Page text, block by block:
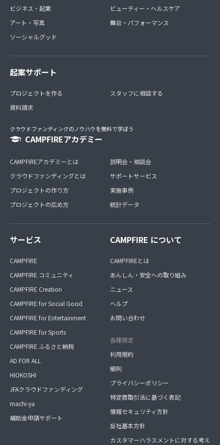
ビジネス・起業
アート・写真
ソーシャルグッド
ビューティー・ヘルスケア
舞台・パフォーマンス
起案サポート
プロジェクトを作る
資料請求
スタッフに相談する
クラウドファンディングのノウハウを無料で学ぼう
CAMPFIREアカデミー
CAMPFIREアカデミーとは
クラウドファンディングとは
プロジェクトの作り方
プロジェクトの広め方
説明会・相談会
サポートサービス
実施事例
統計データ
サービス
CAMPFIRE
CAMPFIRE コミュニティ
CAMPFIRE Creation
CAMPFIRE for Social Good
CAMPFIRE for Entertainment
CAMPFIRE for Sports
CAMPFIRE ふるさと納税
AD FOR ALL
HIOKOSHI
JFAクラウドファンディング
machi-ya
補助金申請サポート
CAMPFIRE について
CAMPFIREとは
あんしん・安全への取り組み
ニュース
ヘルプ
お問い合わせ
各種規定
利用規約
細則
プライバシーポリシー
特定商取引法に基づく表記
情報セキュリティ方針
反社基本方針
カスタマーハラスメントに対する考え